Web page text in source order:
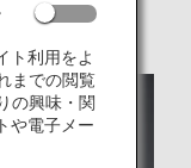
ト利用をよ
までの閲覧
の興味・関
や電子メー